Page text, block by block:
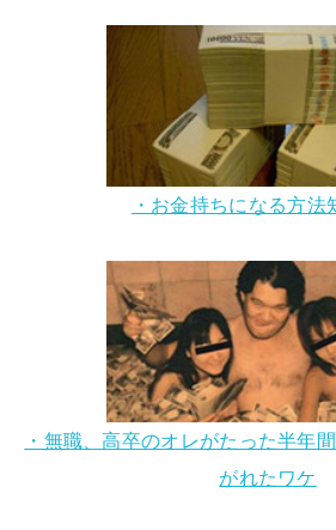
・お金持ちになる方法
・無職、高卒のオレがたった半年
がれたワケ